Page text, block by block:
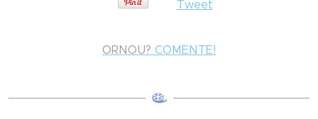
Tweet
ORNOU? COMENTE!